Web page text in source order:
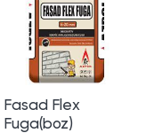
Fasad Flex
Fuga(boz)